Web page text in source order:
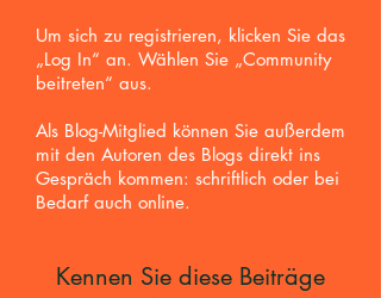
Um sich zu registrieren, klicken Sie das
„Log In“ an. Wählen Sie „Community
beitreten“ aus.
Als Blog-Mitglied können Sie außerdem
mit den Autoren des Blogs direkt ins
Gespräch kommen: schriftlich oder bei
Bedarf auch online.
Kennen Sie diese Beiträge